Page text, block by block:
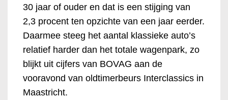
30 jaar of ouder en dat is een stijging van
2,3 procent ten opzichte van een jaar eerder.
Daarmee steeg het aantal klassieke auto’s
relatief harder dan het totale wagenpark, zo
blijkt uit cijfers van BOVAG aan de
vooravond van oldtimerbeurs Interclassics in
Maastricht.